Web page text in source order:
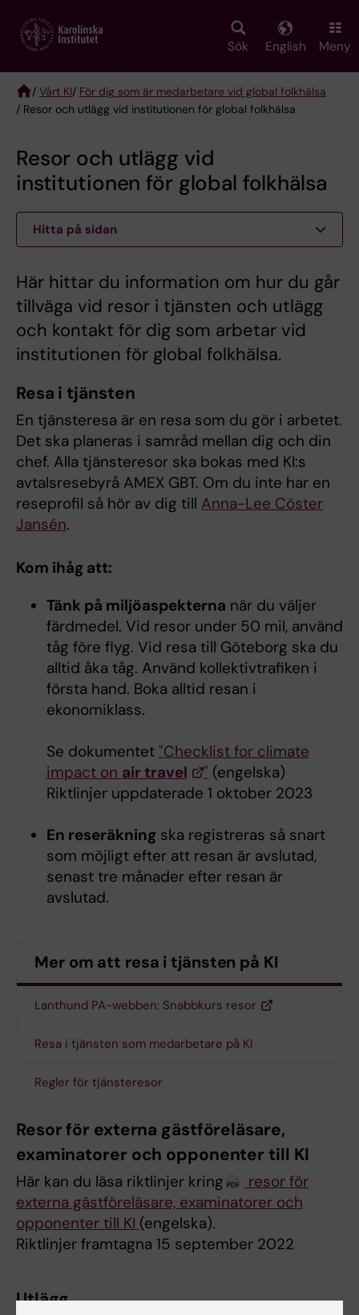
main
Sök English Meny
Breadcrumb
/ Vårt KI/ För dig som är medarbetare vid global folkhälsa
/ Resor och utlägg vid institutionen för global folkhälsa
Resor och utlägg vid
institutionen för global folkhälsa
Hitta på sidan
Här hittar du information om hur du går
tillväga vid resor i tjänsten och utlägg
och kontakt för dig som arbetar vid
institutionen för global folkhälsa.
Resa i tjänsten
En tjänsteresa är en resa som du gör i arbetet.
Det ska planeras i samråd mellan dig och din
chef. Alla tjänsteresor ska bokas med KI:s
avtalsresebyrå AMEX GBT. Om du inte har en
reseprofil så hör av dig till Anna-Lee Cöster
Jansén.
Kom ihåg att:
Tänk på miljöaspekterna när du väljer
färdmedel. Vid resor under 50 mil, använd
tåg före flyg. Vid resa till Göteborg ska du
alltid åka tåg. Använd kollektivtrafiken i
första hand. Boka alltid resan i
ekonomiklass.
Se dokumentet "Checklist for climate
impact on air travel " (engelska)
Riktlinjer uppdaterade 1 oktober 2023
En reseräkningska registreras så snart
som möjligt efter att resan är avslutad,
senast tre månader efter resan är
avslutad.
Mer om att resa i tjänsten på KI
Lanthund PA-webben: Snabbkurs resor
Resa i tjänsten som medarbetare på KI
Regler för tjänsteresor
Resor för externa gästföreläsare,
examinatorer och opponenter till KI
Här kan du läsa riktlinjer kring
resor för
externa gästföreläsare, examinatorer och
opponenter till KI (engelska).
Riktlinjer framtagna 15 september 2022
Utlägg